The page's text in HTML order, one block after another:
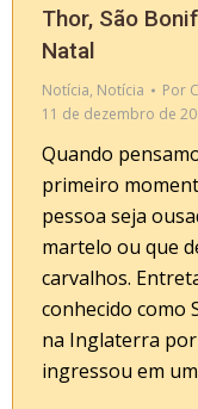
Thor, São
Natal
Notícia, Notícia Por
11 de dezembro de
Quando
primeiro
pessoa seja
martelo ou que
carvalhos.
conhecido como
na Inglaterra
ingressou em